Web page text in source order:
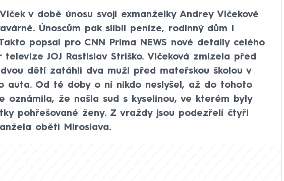
v době únosu svojí exmanželky Andrey Vlčekové
Únoscům pak slíbil peníze, rodinný dům i
popsal pro CNN Prima NEWS nové detaily celého
JOJ Rastislav Striško. Vlčeková zmizela před
dětí zatáhli dva muži před mateřskou školou v
auta. Od té doby o ní nikdo neslyšel, až do tohoto
oznámila, že našla sud s kyselinou, ve kterém byly
pohřešované ženy. Z vraždy jsou podezřelí čtyři
oběti Miroslava.